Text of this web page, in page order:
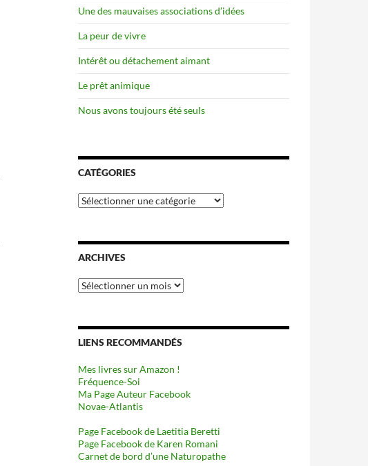
Une des mauvaises associations d’idées
La peur de vivre
Intérêt ou détachement aimant
Le prêt animique
Nous avons toujours été seuls
CATÉGORIES
Catégories
ARCHIVES
Archives
LIENS RECOMMANDÉS
Mes livres sur Amazon !
Fréquence-Soi
Ma Page Auteur Facebook
Novae-Atlantis
Page Facebook de Laetitia Beretti
Page Facebook de Karen Romani
Carnet de bord d’une Naturopathe